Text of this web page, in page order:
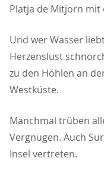
Platja de Mitjorn mit
Und wer Wasser
Herzenslust
zu den Höhlen an
Westküste.
Manchmal trüben
Vergnügen. Auch
Insel vertreten.